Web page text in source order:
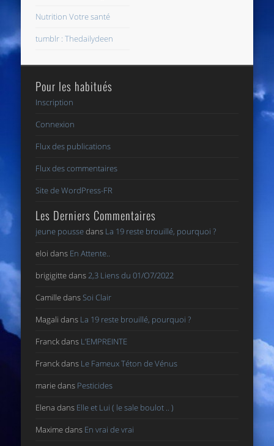
Nutrition Votre santé
tumblr : Thedailydeen
Pour les habitués
Inscription
Connexion
Flux des publications
Flux des commentaires
Site de WordPress-FR
Les Derniers Commentaires
jeune poussedans La 19 reste brouillé, pourquoi ?
eloi dans En Attente..
brigigittedans 2,3 Liens du 01/O7/2022
Camilledans Soi Clair
Magali dans La 19 reste brouillé, pourquoi ?
Franckdans L’EMPREINTE
Franckdans Le Fameux Téton de Vénus
mariedans Pesticides
Elena dans Elle et Lui ( le sale boulot .. )
Maximedans En vrai de vrai